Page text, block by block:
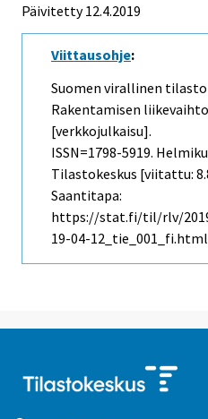
Päivitetty 12.4.2019
Viittausohje:
Suomen virallinen tilasto
Rakentamisen
[verkkojulkaisu].
ISSN=1798-5919.
Tilastokeskus [viitattu:
Saantitapa:
https://stat.fi/til/rlv/
19-04-12_tie_001_fi.html